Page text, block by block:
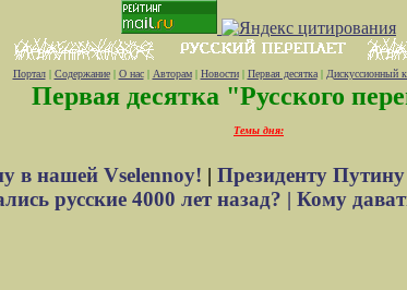
Портал| Содержание| О нас| Авторам| Новости| Первая десятка| Дискуссионный
Первая десятка "Русского
Темы дня:
в нашей Vselennoy! | Президенту
русские 4000 лет назад? | Кому